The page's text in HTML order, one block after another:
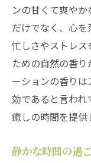
ンの甘くて爽や
だけでなく、心
忙しさやストレ
ための自然の香
ーションの香り
効であると言われ
癒しの時間を提供
静かな時間の過